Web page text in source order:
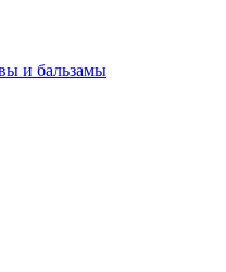
и бальзамы